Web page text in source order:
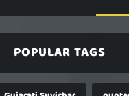
POPULAR TAGS